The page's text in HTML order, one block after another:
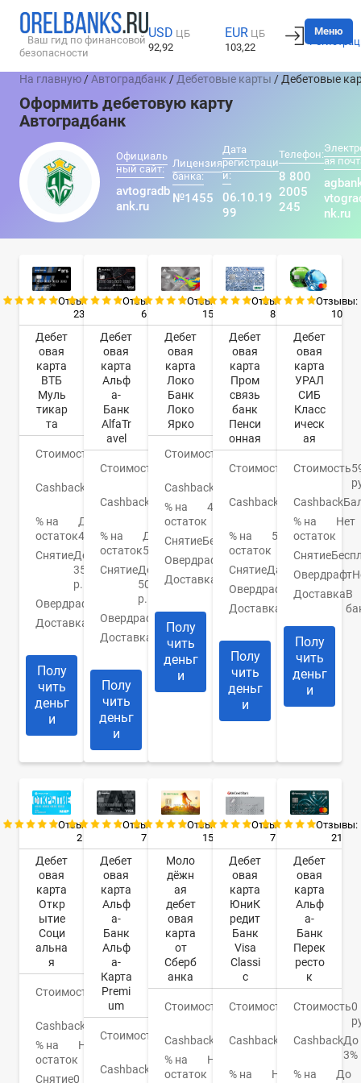
Ваш гид по финансовой
безопасности
USD ЦБ
92,92
EUR ЦБ
103,22
Вход
Меню
На главную /Автоградбанк / Дебетовые карты / Дебетовые
Оформить дебетовую карту
Автоградбанк
Официаль
ный сайт:
avtogradb
ank.ru
Лицензия
банка:
№1455
Дата
регистраци
и:
06.10.19
99
Телефон:
8 800
2005
245
ая
nk.ru
Отзывы:
23
Дебет
овая
карта
ВТБ
Муль
тикар
та
Стоимость0
руб.
Cashback
15%
% на
остаток
До
4,5%
СнятиеДо
350000
р.
Овердрафт
Доставка
Банк/
курьер
Полу
чить
деньг
и
Отзывы:
6
Дебет
овая
карта
Альф
а-
Банк
AlfaTr
avel
Стоимость
руб.
Cashback
До
% на
остаток
До
5%
СнятиеДо
50000
р.
Овердрафт
Доставка
дней
Полу
чить
деньг
и
Отзывы:
15
Дебет
овая
карта
Локо
Банк
Локо
Ярко
Стоимость0
руб.
Cashback
% на
остаток
4,5%
СнятиеБесплатно
Овердрафт
Доставка
дней
Полу
чить
деньг
и
Отзывы:
8
Дебет
овая
карта
Пром
связь
банк
Пенси
онная
Стоимость
Cashback
До
% на
остаток
5%
СнятиеДа
Овердрафт
Нет
Доставка
Полу
чить
деньг
и
Отзывы:
10
Дебет
овая
карта
УРАЛ
СИБ
Класс
ическ
ая
Стоимость
Cashback
% на
остаток
Нет
Снятие
Овердрафт
ДоставкаВ
Полу
чить
деньг
и
Отзывы:
2
Дебет
овая
карта
Откр
ытие
Соци
альна
я
Стоимость
руб.
Cashback
% на
остаток
Нет
Снятие0
Отзывы:
7
Дебет
овая
карта
Альф
а-
Банк
Альф
а-
Карта
Premi
um
Стоимость
Cashback
Отзывы:
15
Моло
дёжн
ая
дебет
овая
карта
от
Сберб
анка
Стоимость
150
Cashback
СПАСИБО
% на
остаток
Нет
Отзывы:
7
Дебет
овая
карта
ЮниК
редит
Банк
Visa
Classi
c
Стоимость
Cashback
% на
Нет
Отзывы:
21
Дебет
овая
карта
Альф
а-
Банк
Перек
ресто
к
Стоимость0
CashbackДо
3%
% на
До